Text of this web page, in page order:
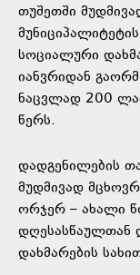
თუშეთში
სოციალური
იანვრიდან
ნაცვლად 200
წერს.
დადგენილების
მუდმივად
ორჯერ – ახალი
დღესასწაულთან
დახმარების